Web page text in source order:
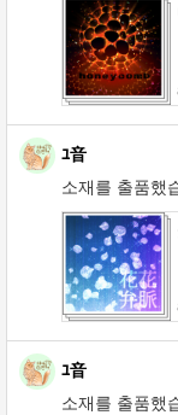
ﾕ音
소재를 출품했
ﾕ音
소재를 출품했